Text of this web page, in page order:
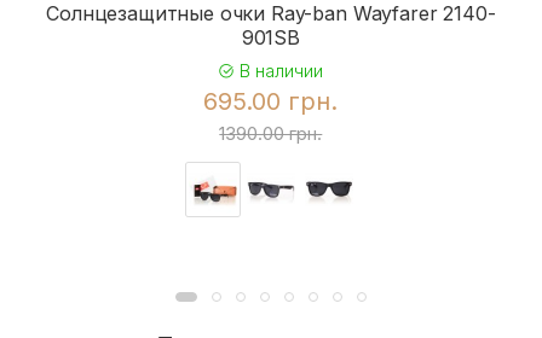
Солнцезащитные очки Ray-ban Wayfarer 2140-
901SB
В наличии
695.00 грн.
1390.00 грн.